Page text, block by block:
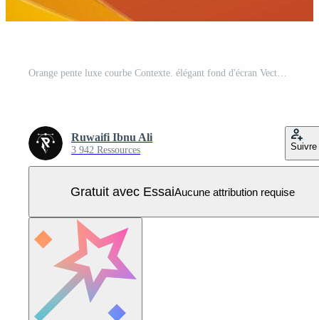
Orange pente luxe courbe Contexte. élégant fond d'écran Vecteur Pro
Ruwaifi Ibnu Ali
3 942 Ressources Suivre
Gratuit avec EssaiAucune attribution requise